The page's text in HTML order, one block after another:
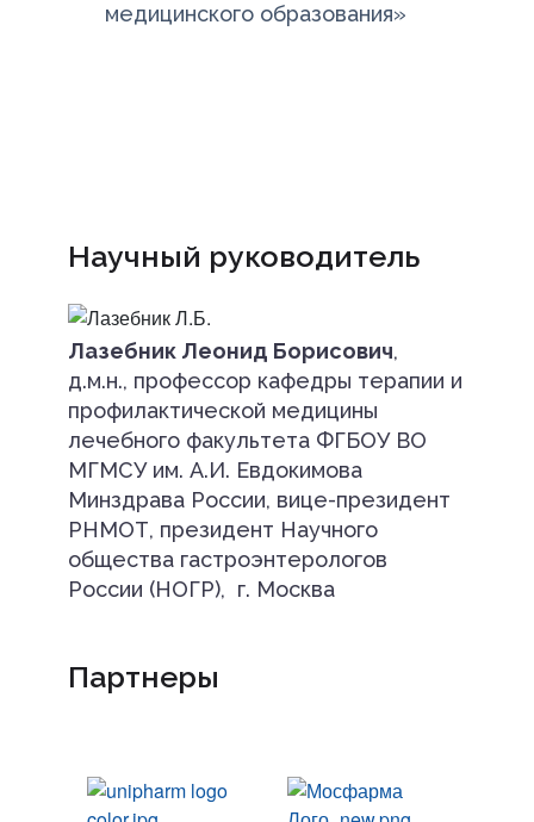
медицинского образования»
Научный руководитель
Лазебник Леонид Борисович,
д.м.н., профессор кафедры терапии и
профилактической медицины
лечебного факультета ФГБОУ ВО
МГМСУ им. А.И. Евдокимова
Минздрава России, вице-президент
РНМОТ, президент Научного
общества гастроэнтерологов
России (НОГР), г. Москва
Партнеры